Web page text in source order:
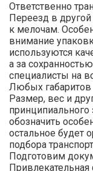
Ответственно
Переезд в
к мелочам.
внимание
используются
а за
специалисты на
Любых габаритов
Размер, вес и
принципиального
обозначить
остальное будет
подбора
Подготовим
Привлекательная